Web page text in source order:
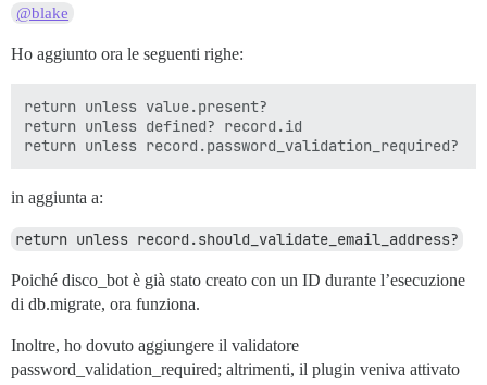
@blake
Ho aggiunto ora le seguenti righe:
return unless value.present?
return unless defined? record.id
in aggiunta a:
return unless record.should_validate_email_address?
Poiché disco_bot è già stato creato con un ID durante l’esecuzione
di db.migrate, ora funziona.
Inoltre, ho dovuto aggiungere il validatore
password_validation_required; altrimenti, il plugin veniva attivato